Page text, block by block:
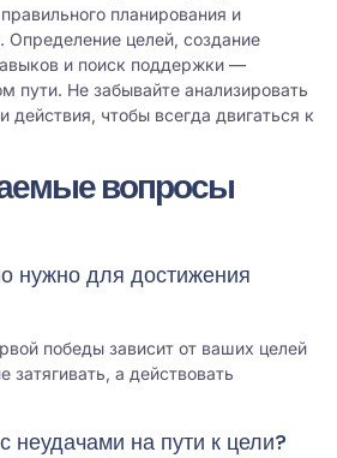
планирования и
Определение целей, создание
и поиск поддержки —
пути. Не забывайте анализировать
действия, чтобы всегда двигаться к
вопросы
нужно для достижения
победы зависит от ваших целей
затягивать, а действовать
неудачами на пути к цели?